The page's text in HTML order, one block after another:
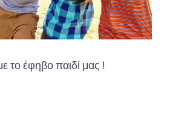
το έφηβο παιδί μας !